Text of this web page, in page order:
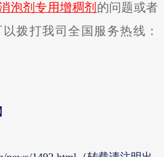
泡剂专用增稠剂 的问题或者
拨打我司全国服务热线：